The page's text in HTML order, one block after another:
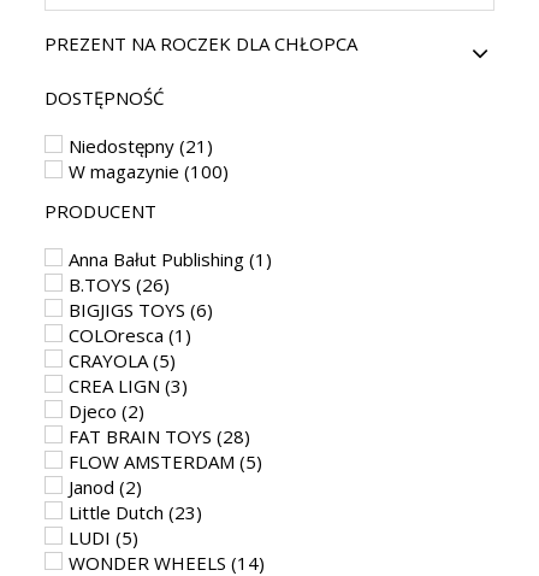
PREZENT NA ROCZEK DLA CHŁOPCA
DOSTĘPNOŚĆ
Niedostępny (21)
W magazynie (100)
PRODUCENT
Anna Bałut Publishing (1)
B.TOYS (26)
BIGJIGS TOYS (6)
COLOresca (1)
CRAYOLA(5)
CREA LIGN (3)
Djeco (2)
FAT BRAIN TOYS (28)
FLOW AMSTERDAM (5)
Janod (2)
Little Dutch (23)
LUDI (5)
WONDER WHEELS (14)